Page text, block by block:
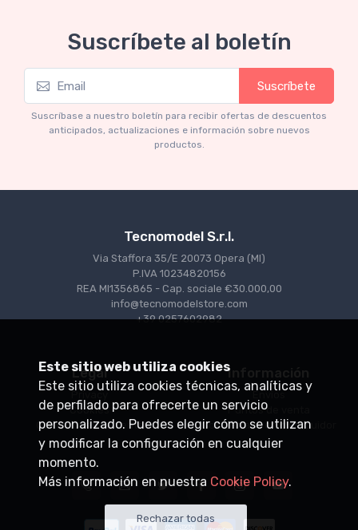
Ferrari 166 MM Abarth Metallic Silver Press
Version 1953 scala 1/18
Suscríbete al boletín
Suscríbete
Suscríbase a nuestro boletín para recibir ofertas de descuentos
anticipados, actualizaciones e información sobre nuevos
productos.
Tecnomodel S.r.l.
Via Staffora 35/E 20073 Opera (MI)
P.IVA 10234820156
REA MI1356865 - Cap. sociale €30.000,00
info@tecnomodelstore.com
+39 0257602982
Legal
Cookies
Condiciones de venta
Información
Puntos de venta
Conviértase en distribuidor
Este sitio web utiliza cookies
Este sitio utiliza cookies técnicas, analíticas y
de perfilado para ofrecerte un servicio
personalizado. Puedes elegir cómo se utilizan
y modificar la configuración en cualquier
momento.
Más información en nuestra Cookie Policy.
Rechazar todas